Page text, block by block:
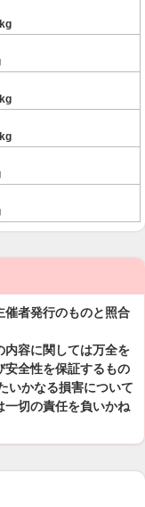
催者発行のものと照合
内容に関しては万全を
安全性を保証するもの
いかなる損害について
一切の責任を負いかね